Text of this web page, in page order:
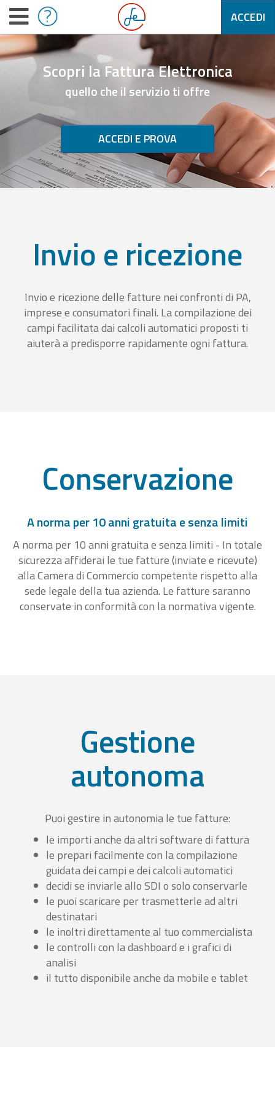
ACCEDI
Scopri la Fattura Elettronica
quello che il servizio ti offre
ACCEDI E PROVA
Invio e ricezione
Invio e ricezione delle fatture nei confronti di PA,
imprese e consumatori finali. La compilazione dei
campi facilitata dai calcoli automatici proposti ti
aiuterà a predisporre rapidamente ogni fattura.
Conservazione
A norma per 10 anni gratuita e senza limiti
A norma per 10 anni gratuita e senza limiti - In totale
sicurezza affiderai le tue fatture (inviate e ricevute)
alla Camera di Commercio competente rispetto alla
sede legale della tua azienda. Le fatture saranno
conservate in conformità con la normativa vigente.
Gestione
autonoma
Puoi gestire in autonomia le tue fatture:
le importi anche da altri software di fattura
le prepari facilmente con la compilazione
guidata dei campi e dei calcoli automatici
decidi se inviarle allo SDI o solo conservarle
le puoi scaricare per trasmetterle ad altri
destinatari
le inoltri direttamente al tuo commercialista
le controlli con la dashboard e i grafici di
analisi
il tutto disponibile anche da mobile e tablet